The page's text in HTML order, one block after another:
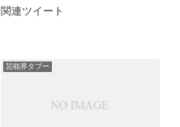
#shorts#youtubeshorts#
関連ツイート
芸能界タブー